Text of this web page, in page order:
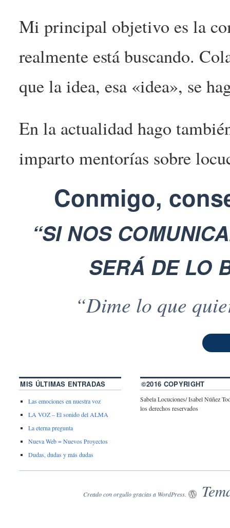
Mi principal objetivo es la
realmente está buscando.
que la idea, esa «idea», se
En la actualidad hago
imparto mentorías sobre
Conmigo,
“SI NOS
SERÁ DE LO
“Dime lo que
MIS ÚLTIMAS ENTRADAS
Las emociones en nuestra voz
LA VOZ – El sonido del ALMA
La eterna pregunta
Nueva Web = Nuevos Proyectos
Dudas, dudas y más dudas
©2016 COPYRIGHT
Sabela Locuciones/ Isabel Núñez
los derechos reservados
Creado con orgullo gracias a WordPress.